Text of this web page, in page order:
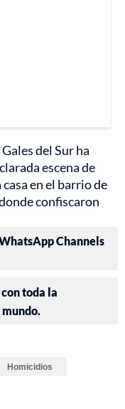
del Sur ha
escena de
en el barrio de
confiscaron
Channels
toda la
Homicidios